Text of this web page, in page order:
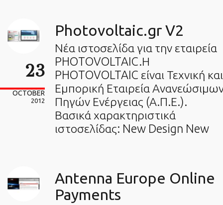
23
OCTOBER
2012
Photovoltaic.gr V2
Νέα ιστοσελίδα για την εταιρεία
PHOTOVOLTAIC.Η
PHOTOVOLTAIC είναι Τεχνική και
Εμπορική Εταιρεία
Πηγών Ενέργειας (Α.Π.Ε.).
Βασικά χαρακτηριστικά
ιστοσελίδας: New Design New
Antenna Europe Online
Payments